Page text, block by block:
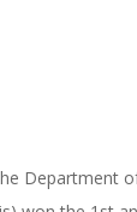
Department